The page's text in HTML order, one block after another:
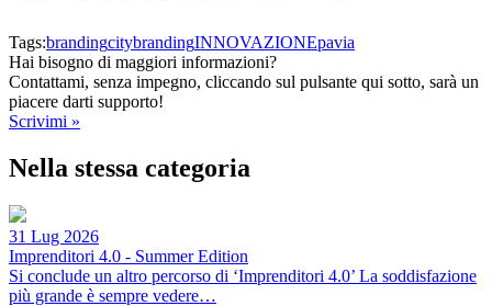
Tags:brandingcitybrandingINNOVAZIONEpavia
Hai bisogno di maggiori informazioni?
Contattami, senza impegno, cliccando sul pulsante qui sotto, sarà un
piacere darti supporto!
Scrivimi »
Nella stessa categoria
31 Lug 2026
Imprenditori 4.0 - Summer Edition
Si conclude un altro percorso di ‘Imprenditori 4.0’ La soddisfazione
più grande è sempre vedere…